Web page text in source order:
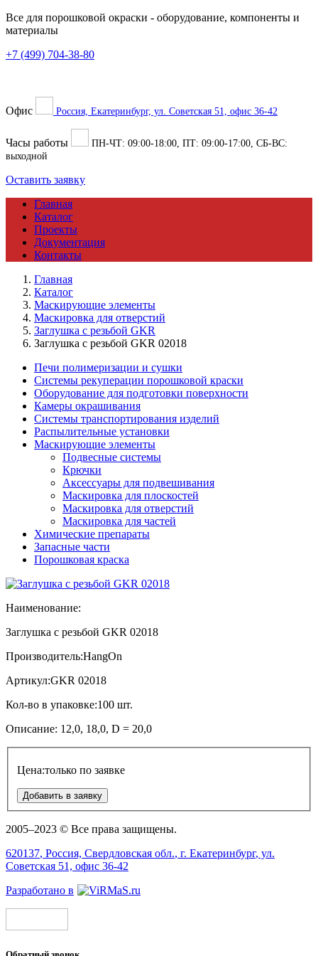
Все для порошковой окраски - оборудование, компоненты и
материалы
+7 (499) 704-38-80
Офис Россия, Екатеринбург, ул. Советская 51, офис 36-42
Часы работы ПН-ЧТ: 09:00-18:00 , ПТ: 09:00-17:00 , СБ-ВС:
выходной
Оставить заявку
Главная
Каталог
Проекты
Документация
Контакты
Главная
Каталог
Маскирующие элементы
Маскировка для отверстий
Заглушка с резьбой GKR
Заглушка с резьбой GKR 02018
Печи полимеризации и сушки
Системы рекуперации порошковой краски
Оборудование для подготовки поверхности
Камеры окрашивания
Системы транспортирования изделий
Распылительные установки
Маскирующие элементы
Подвесные системы
Крючки
Аксессуары для подвешивания
Маскировка для плоскостей
Маскировка для отверстий
Маскировка для частей
Химические препараты
Запасные части
Порошковая краска
Наименование:
Заглушка с резьбой GKR 02018
Производитель:HangOn
Артикул:GKR 02018
Кол-во в упаковке:100 шт.
Описание: 12,0, 18,0, D = 20,0
Цена:только по заявке
Добавить в заявку
2005–2023 © Все права защищены.
620137, Россия, Свердловская обл., г. Екатеринбург, ул.
Советская 51, офис 36-42
Разработано в